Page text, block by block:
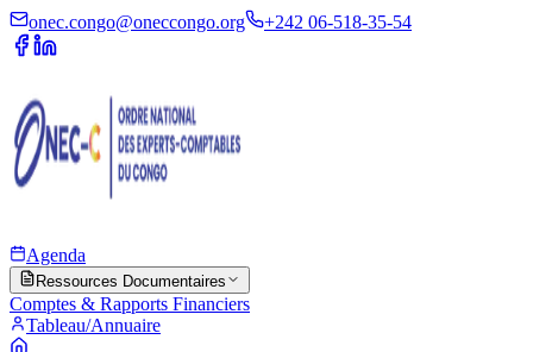
onec.congo@oneccongo.org +242 06-518-35-54
Agenda
Ressources Documentaires
Comptes & Rapports Financiers
Tableau/Annuaire